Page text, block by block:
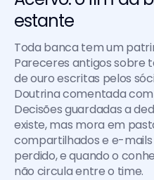
estante
Toda banca tem um
Pareceres antigos sobre
de ouro escritas pelos
Doutrina comentada
Decisões guardadas a
existe, mas mora em
compartilhados e e-
perdido, e quando o
não circula entre o time.